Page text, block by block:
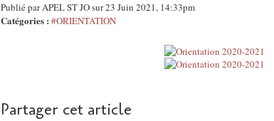
Publié par APEL ST JO sur 23 Juin 2021, 14:33pm
Catégories : #ORIENTATION
Partager cet article